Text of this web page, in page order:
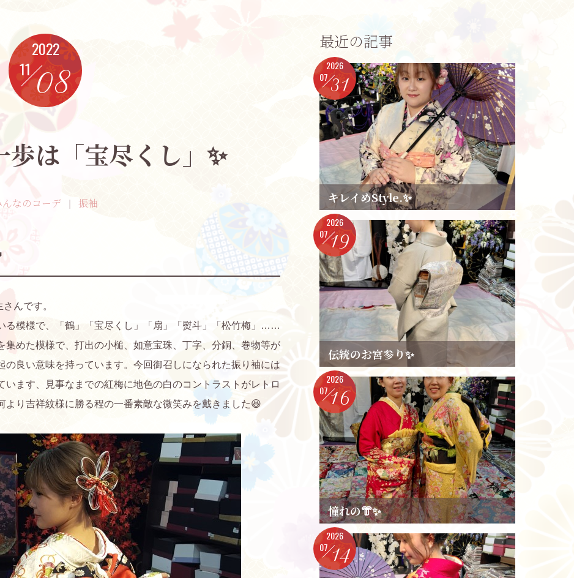
2022
1108
歩は「宝尽くし」✨
んなのコーデ 振袖
んです。
る模様で、「鶴」「宝尽くし」「扇」「熨斗」「松竹梅」……
集めた模様で、打出の小槌、如意宝珠、丁字、分銅、巻物等が
の良い意味を持っています。今回御召しになられた振り袖には
ます、見事なまでの紅梅に地色の白のコントラストがレトロ
り吉祥紋様に勝る程の一番素敵な微笑みを戴きました😆
最近の記事
2026
0731
キレイめStyle.✨️
2026
0719
伝統のお宮参り✨️
2026
0716
憧れの👘✨️
2026
07 14